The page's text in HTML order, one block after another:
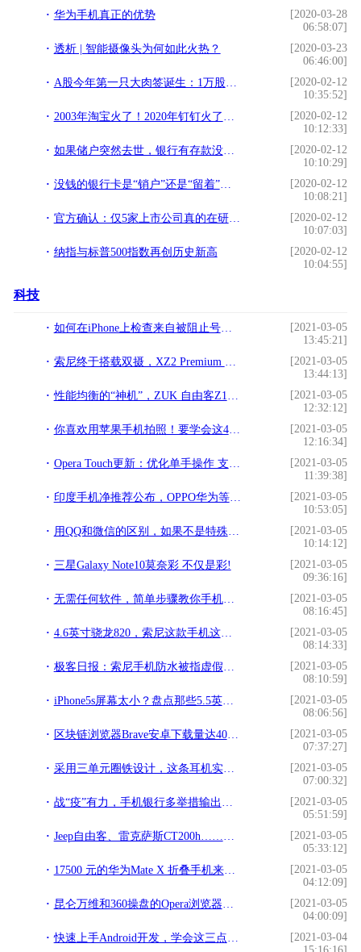
华为手机真正的优势
[2020-03-28
06:58:07]
透析 | 智能摄像头为何如此火热？
[2020-03-23
06:46:00]
A股今年第一只大肉签诞生：1万股民成幸运儿，中一签至少盈利11万
[2020-02-12
10:35:52]
2003年淘宝火了！2020年钉钉火了！阿里巴巴为何总是如此幸运？
[2020-02-12
10:12:33]
如果储户突然去世，银行有存款没人知道，银行会怎么处理？
[2020-02-12
10:10:29]
没钱的银行卡是“销户”还是“留着”多亏银行的朋友提醒涨知识了
[2020-02-12
10:08:21]
官方确认：仅5家上市公司真的在研制“抗疫”疫苗！股民别买错
[2020-02-12
10:07:03]
纳指与标普500指数再创历史新高
[2020-02-12
10:04:55]
科技
如何在iPhone上检查来自被阻止号码的语音邮件!
[2021-03-05
13:45:21]
索尼终于搭载双摄，XZ2 Premium 国行7月2日预售，多少钱你会买？!
[2021-03-05
13:44:13]
性能均衡的“神机”，ZUK 自由客Z1上手体验（开箱篇）!
[2021-03-05
12:32:12]
你喜欢用苹果手机拍照！要学会这4个功能，拍照效果直追单反!
[2021-03-05
12:16:34]
Opera Touch更新：优化单手操作 支持Android 10的Dark模式!
[2021-03-05
11:39:38]
印度手机净推荐公布，OPPO华为等国产品牌霸榜前三!
[2021-03-05
10:53:05]
用QQ和微信的区别，如果不是特殊原因，你更愿意用哪个？!
[2021-03-05
10:14:12]
三星Galaxy Note10莫奈彩 不仅是彩!
[2021-03-05
09:36:16]
无需任何软件，简单步骤教你手机投屏到电脑!
[2021-03-05
08:16:45]
4.6英寸骁龙820，索尼这款手机这才叫小屏真旗舰!
[2021-03-05
08:14:33]
极客日报：索尼手机防水被指虚假广告 电信上半年净利润125亿!
[2021-03-05
08:10:59]
iPhone5s屏幕太小？盘点那些5.5英寸以上的手机！!
[2021-03-05
08:06:56]
区块链浏览器Brave安卓下载量达4000万次 超过Firefox和Opera!
[2021-03-05
07:37:27]
采用三单元圈铁设计，这条耳机实力不俗!
[2021-03-05
07:00:32]
战“疫”有力，手机银行多举措输出金融及疫情防护服务!
[2021-03-05
05:51:59]
Jeep自由客、雷克萨斯CT200h……美媒对这几款2017停产车型拍手鼓掌!
[2021-03-05
05:33:12]
17500 元的华为Mate X 折叠手机来了，折叠方式有点意思!
[2021-03-05
04:12:09]
昆仑万维和360操盘的Opera浏览器上市 谷歌贡献了近一半的收入!
[2021-03-05
04:00:09]
快速上手Android开发，学会这三点就够了！!
[2021-03-04